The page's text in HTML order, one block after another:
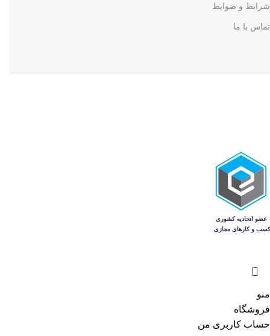
شرایط و ضوابط
تماس با ما
منو
فروشگاه
حساب کاربری من